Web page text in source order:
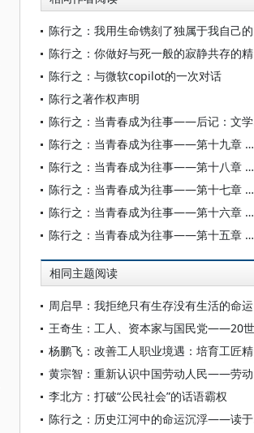
陈行之：与微软copilot的一次对话
陈行之著作权声明
陈行之：当青春成为往事——第十九章 黄河照样流
陈行之：当青春成为往事——第十八章 祭诔
陈行之：当青春成为往事——第十七章 活着
陈行之：当青春成为往事——第十六章 汇入波涛
陈行之：当青春成为往事——第十五章 流血的心
相同主题阅读
周启早：我拒绝只有生存没有生活的命运
李北方：打破“公民社会”的话语霸权